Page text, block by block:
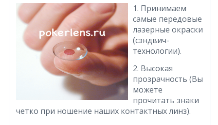
1. Принимаем
самые передовые
лазерные окраски
(сэндвич-
технологии).
2. Высокая
прозрачность (Вы
можете
прочитать знаки
четко при ношение наших контактных линз).